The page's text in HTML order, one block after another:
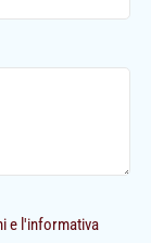
e l'informativa